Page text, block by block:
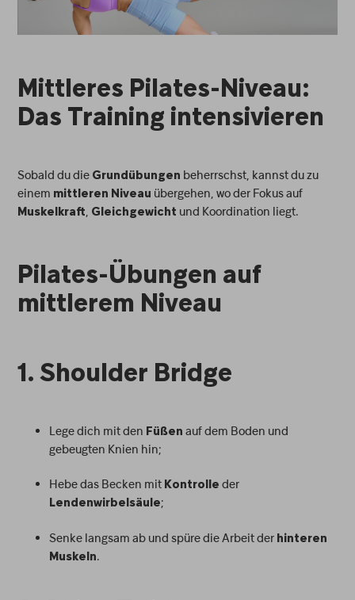
Mittleres Pilates-Niveau:
Das Training intensivieren
Sobald du die Grundübungen beherrschst, kannst du zu
einem mittleren Niveau übergehen, wo der Fokus auf
Muskelkraft Gleichgewicht und Koordination liegt.
Pilates-Übungen auf
mittlerem Niveau
1. Shoulder Bridge
Lege dich mit den Füßen auf dem Boden und
gebeugten Knien hin;
Hebe das Becken mit Kontrolle der
Lendenwirbelsäule;
Senke langsam ab und spüre die Arbeit der hinteren
Muskeln.